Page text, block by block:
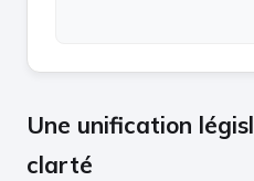
Une unification
clarté